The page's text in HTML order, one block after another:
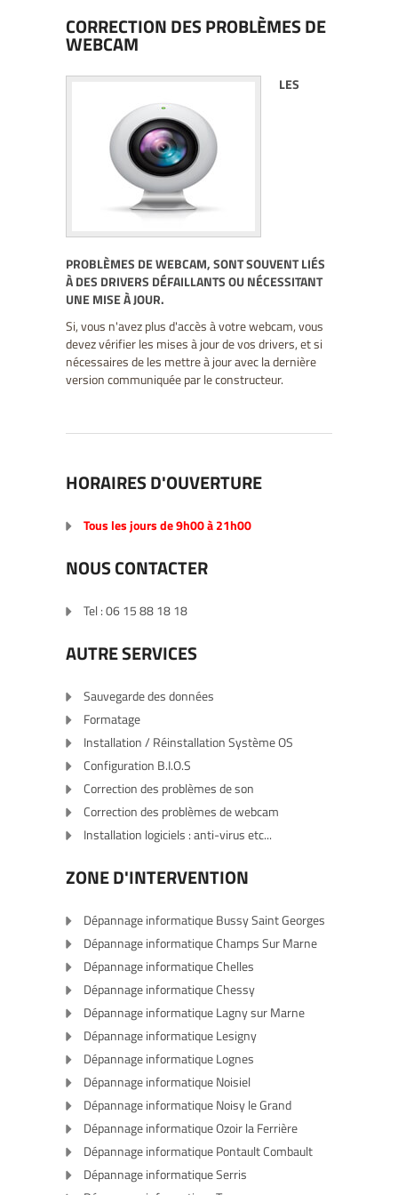
BLOG
CORRECTION DES PROBLÈMES DE
WEBCAM
LES
PROBLÈMES DE WEBCAM, SONT SOUVENT LIÉS
À DES DRIVERS DÉFAILLANTS OU NÉCESSITANT
UNE MISE À JOUR.
Si, vous n'avez plus d'accès à votre webcam, vous
devez vérifier les mises à jour de vos drivers, et si
nécessaires de les mettre à jour avec la dernière
version communiquée par le constructeur.
HORAIRES D'OUVERTURE
Tous les jours de 9h00 à 21h00
NOUS CONTACTER
Tel : 06 15 88 18 18
AUTRE SERVICES
Sauvegarde des données
Formatage
Installation / Réinstallation Système OS
Configuration B.I.O.S
Correction des problèmes de son
Correction des problèmes de webcam
Installation logiciels : anti-virus etc...
ZONE D'INTERVENTION
Dépannage informatique Bussy Saint Georges
Dépannage informatique Champs Sur Marne
Dépannage informatique Chelles
Dépannage informatique Chessy
Dépannage informatique Lagny sur Marne
Dépannage informatique Lesigny
Dépannage informatique Lognes
Dépannage informatique Noisiel
Dépannage informatique Noisy le Grand
Dépannage informatique Ozoir la Ferrière
Dépannage informatique Pontault Combault
Dépannage informatique Serris